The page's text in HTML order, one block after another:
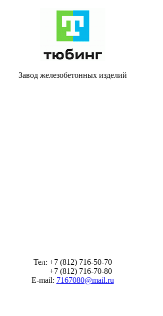
Завод железобетонных изделий
Тел: +7 (812) 716-50-70
+7 (812) 716-70-80
E-mail: 7167080@mail.ru